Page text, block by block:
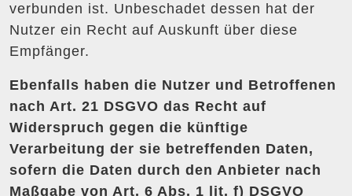
verbunden ist. Unbeschadet dessen hat der
Nutzer ein Recht auf Auskunft über diese
Empfänger.
Ebenfalls haben die Nutzer und Betroffenen
nach Art. 21 DSGVO das Recht auf
Widerspruch gegen die künftige
Verarbeitung der sie betreffenden Daten,
sofern die Daten durch den Anbieter nach
Maßgabe von Art. 6 Abs. 1 lit. f) DSGVO